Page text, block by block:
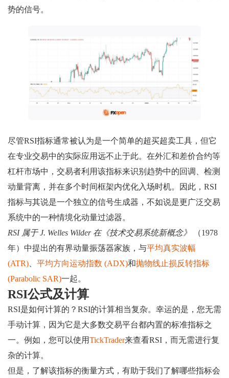
势的信号。
尽管RSI指标通常被认为是一个简单的超买超卖工具，但它
在专业交易中的实际应用远不止于此。在外汇和差价合约等
杠杆市场中，交易者利用该指标来识别趋势中的回调、检测
动量背离，并在多个时间框架内优化入场时机。因此，RSI
指标与其说是一个独立的信号生成器，不如说是更广泛交易
系统中的一种情境化动量过滤器。
RSI 属于 J. Welles Wilder 在《技术交易系统新概念》
（1978
年）中提出的有界动量振荡器家族，与平均真实波幅 ​​
(ATR)
平均方向运动指数 (ADX)和抛物线止损反转指标
(Parabolic SAR)一起。
RSI公式及计算
RSI是如何计算的？RSI的计算相当复杂。幸运的是，您无需
手动计算，因为它是大多数交易平台都内置的标准指标之
一。例如，您可以使用TickTrader来查看RSI，而无需进行复
杂的计算。
但是，了解该指标的衡量方式，有助于我们了解哪些指标会